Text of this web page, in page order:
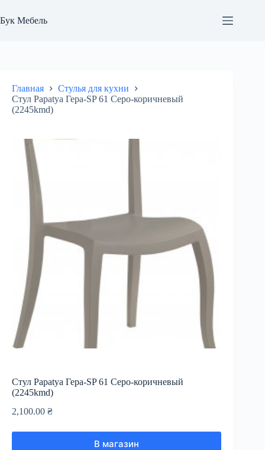
к
сути
Бук Мебель
Главная
Стулья для кухни
Стул Papatya Гера-SP 61 Серо-коричневый
(2245kmd)
Стул Papatya Гера-SP 61 Серо-коричневый
(2245kmd)
2,100.00 ₴
В магазин